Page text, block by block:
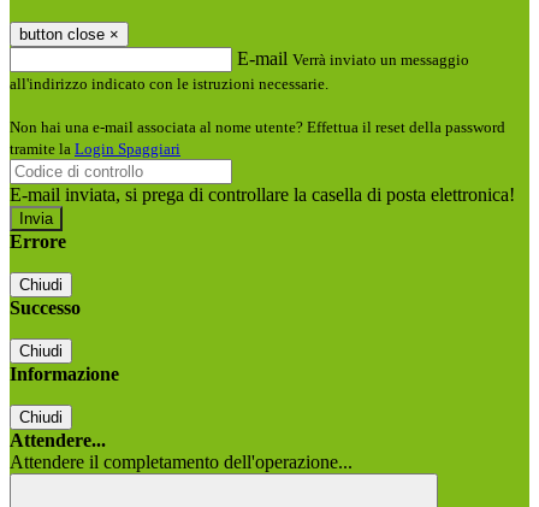
button close ×
E-mail Verrà inviato un messaggio
all'indirizzo indicato con le istruzioni necessarie.
Non hai una e-mail associata al nome utente? Effettua il reset della password
tramite la Login Spaggiari
E-mail inviata, si prega di controllare la casella di posta elettronica!
Errore
Chiudi
Successo
Chiudi
Informazione
Chiudi
Attendere...
Attendere il completamento dell'operazione...